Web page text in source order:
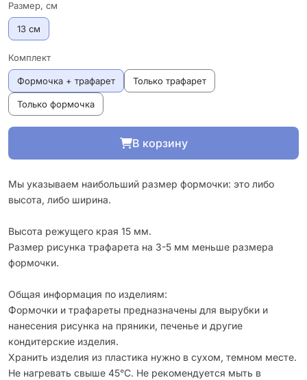
Размер, см
13 см
Комплект
Формочка + трафарет Только трафарет
Только формочка
В корзину
Мы указываем наибольший размер формочки: это либо
высота, либо ширина.
Высота режущего края 15 мм.
Размер рисунка трафарета на 3-5 мм меньше размера
формочки.
Общая информация по изделиям:
Формочки и трафареты предназначены для вырубки и
нанесения рисунка на пряники, печенье и другие
кондитерские изделия.
Хранить изделия из пластика нужно в сухом, темном месте.
Не нагревать свыше 45°С. Не рекомендуется мыть в